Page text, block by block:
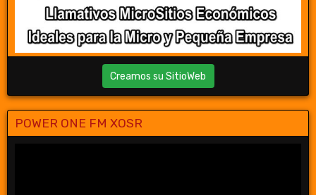
Creamos su SitioWeb
POWER ONE FM XOSR